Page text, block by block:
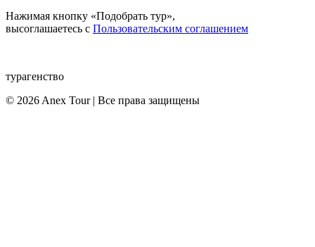
Нажимая кнопку «Подобрать тур»,
высоглашаетесь с Пользовательским соглашением
турагенство
© 2026 Anex Tour | Все права защищены